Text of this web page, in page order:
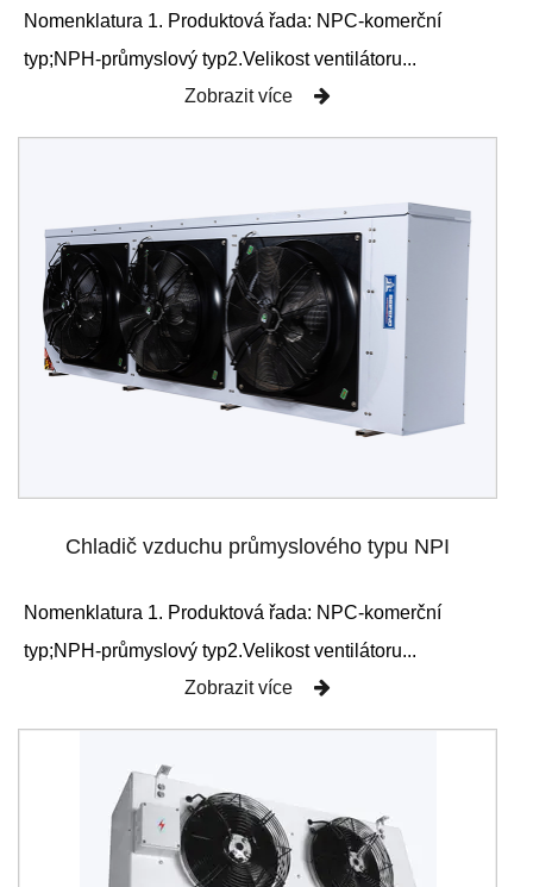
Nomenklatura 1. Produktová řada: NPC-komerční
typ;NPH-průmyslový typ2.Velikost ventilátoru...
Zobrazit více
Chladič vzduchu průmyslového typu NPI
Nomenklatura 1. Produktová řada: NPC-komerční
typ;NPH-průmyslový typ2.Velikost ventilátoru...
Zobrazit více